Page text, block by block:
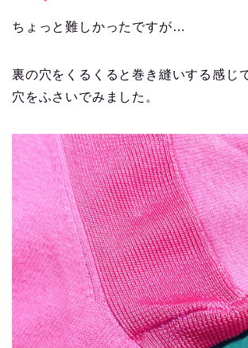
ちょっと難しかったですが…
裏の穴をくるくると巻き縫いする感じ
穴をふさいでみました。